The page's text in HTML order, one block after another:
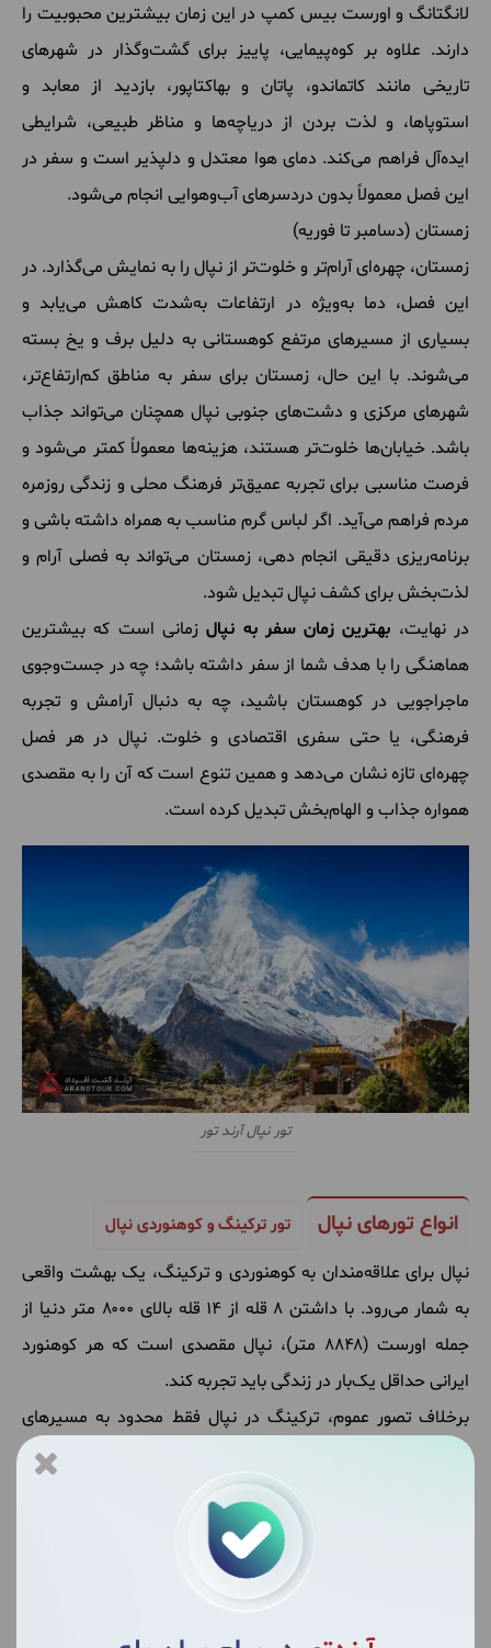
لانگتانگ و اورست بیس کمپ در این زمان بیشترین محبوبیت را
دارند. علاوه بر کوه‌پیمایی، پاییز برای گشت‌وگذار در شهرهای
تاریخی مانند کاتماندو، پاتان و بهاکتاپور، بازدید از معابد و
استوپاها، و لذت بردن از دریاچه‌ها و مناظر طبیعی، شرایطی
ایده‌آل فراهم می‌کند. دمای هوا معتدل و دلپذیر است و سفر در
این فصل معمولاً بدون دردسرهای آب‌وهوایی انجام می‌شود.
زمستان (دسامبر تا فوریه)
زمستان، چهره‌ای آرام‌تر و خلوت‌تر از نپال را به نمایش می‌گذارد. در
این فصل، دما به‌ویژه در ارتفاعات به‌شدت کاهش می‌یابد و
بسیاری از مسیرهای مرتفع کوهستانی به دلیل برف و یخ بسته
می‌شوند. با این حال، زمستان برای سفر به مناطق کم‌ارتفاع‌تر،
شهرهای مرکزی و دشت‌های جنوبی نپال همچنان می‌تواند جذاب
باشد. خیابان‌ها خلوت‌تر هستند، هزینه‌ها معمولاً کمتر می‌شود و
فرصت مناسبی برای تجربه عمیق‌تر فرهنگ محلی و زندگی روزمره
مردم فراهم می‌آید. اگر لباس گرم مناسب به همراه داشته باشی و
برنامه‌ریزی دقیقی انجام دهی، زمستان می‌تواند به فصلی آرام و
لذت‌بخش برای کشف نپال تبدیل شود.
در نهایت، بهترین زمان سفر به نپالزمانی است که بیشترین
هماهنگی را با هدف شما از سفر داشته باشد؛ چه در جست‌وجوی
ماجراجویی در کوهستان باشید، چه به دنبال آرامش و تجربه
فرهنگی، یا حتی سفری اقتصادی و خلوت. نپال در هر فصل
چهره‌ای تازه نشان می‌دهد و همین تنوع است که آن را به مقصدی
همواره جذاب و الهام‌بخش تبدیل کرده است.
تور نپال آرند تور
انواع تورهای نپال تور ترکینگ و کوهنوردی نپال
نپال برای علاقه‌مندان به کوهنوردی و ترکینگ، یک بهشت واقعی
به شمار می‌رود. با داشتن ۸ قله از ۱۴ قله بالای ۸۰۰۰ متر دنیا از
جمله اورست (۸۸۴۸ متر)، نپال مقصدی است که هر کوهنورد
ایرانی حداقل یک‌بار در زندگی باید تجربه کند.
برخلاف تصور عموم، ترکینگ در نپال فقط محدود به مسیرهای
سخت و حرفه‌ای نیست. مسیرهایی مانند پون هیل با حداکثر
ارتفاع ۳۲۱۰ متر یا ترکینگ دره کاتماندو، گزینه‌های عالی برای افراد
مبتدی یا با آمادگی جسمانی متوسط هستند.
نکته کلیدی برای مسافران ایرانی این است که بهترین زمان برای
ترکینگ در نپال، ماه‌های مهر تا آبان و اسفند تا اردیبهشت است
که با تعطیلات نوروز ایرانیان همپوشانی دارد و امکان برنامه‌ریزی